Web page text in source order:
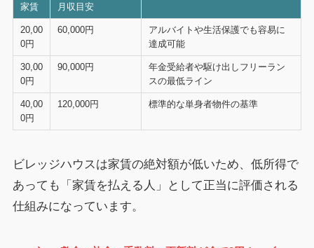
家賃
月収目安
20,00
0円
60,000円
アルバイトや生活保護でも容易に
達成可能
30,00
0円
90,000円
年金受給者や駆け出しフリーラン
スの最低ライン
40,00
0円
120,000円 標準的な単身者物件の基準
ビレッジハウスは家賃の絶対額が低いため、低所得で
あっても「家賃を払える人」として正当に評価される
仕組みになっています。